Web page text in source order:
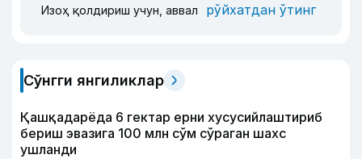
Изоҳ қолдириш учун, аввал рўйхатдан ўтинг
Сўнгги янгиликлар
Қашқадарёда 6 гектар ерни хусусийлаштириб
бериш эвазига 100 млн сўм сўраган шахс
ушланди